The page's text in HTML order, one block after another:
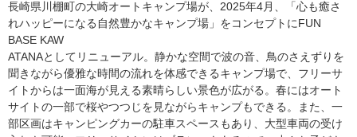
長崎県川棚町の大崎オートキャンプ場が、2025年4月、「心も癒さ
れハッピーになる自然豊かなキャンプ場」をコンセプトにFUN
BASE KAW
ATANAとしてリニューアル。静かな空間で波の音、鳥のさえずりを
聞きながら優雅な時間の流れを体感できるキャンプ場で、フリーサ
イトからは一面海が見える素晴らしい景色が広がる。春にはオート
サイトの一部で桜やつつじを見ながらキャンプもできる。また、一
部区画はキャンピングカーの駐車スペースもあり、大型車両の受け